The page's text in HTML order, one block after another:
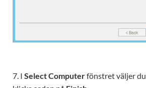
7. I Select Computerfönstret väljer du